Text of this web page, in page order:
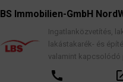
GmbH NordWest
Ingatlanközvetítés, lakáscélú
lakástakarék- és építési
valamint kapcsolódó